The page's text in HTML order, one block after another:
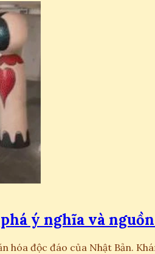
ý nghĩa và
hóa độc đáo của Nhật Bản.